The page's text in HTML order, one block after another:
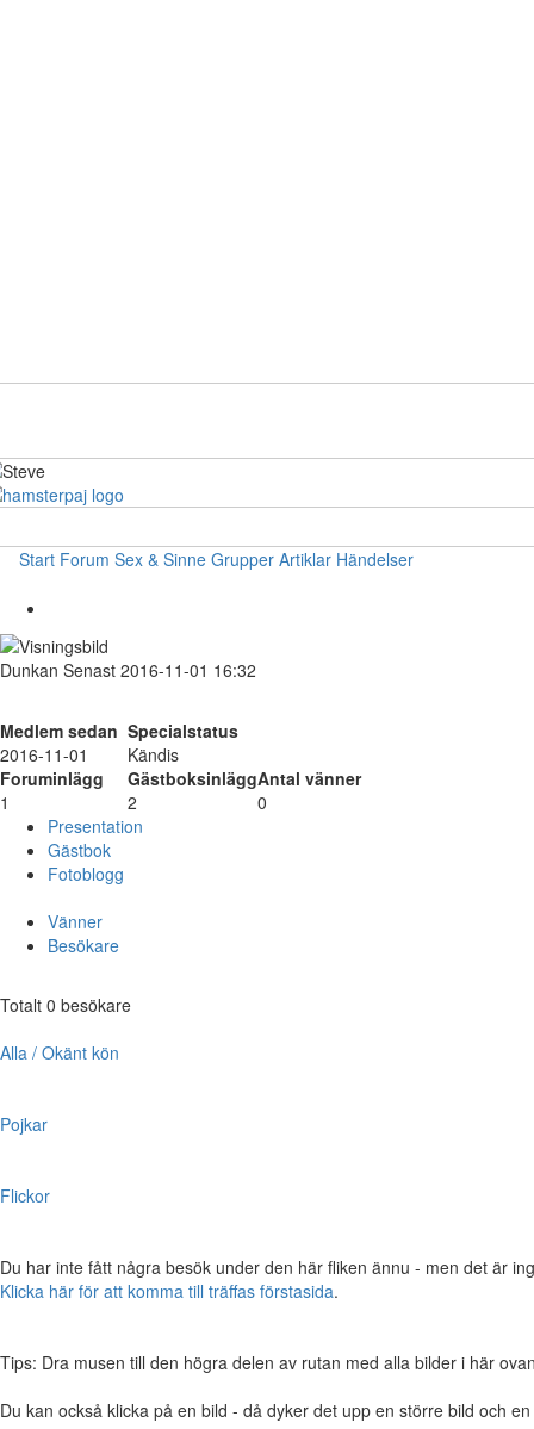
Start Forum Sex & Sinne Grupper Artiklar Händelser
Dunkan Senast 2016-11-01 16:32
Medlem sedan Specialstatus
2016-11-01
Kändis
Foruminlägg
GästboksinläggAntal vänner
1
2
0
Presentation
Gästbok
Fotoblogg
Vänner
Besökare
Totalt 0 besökare
Alla / Okänt kön
Pojkar
Flickor
Du har inte fått några besök under den här fliken ännu - men det är
Klicka här för att komma till träffas förstasida.
Tips: Dra musen till den högra delen av rutan med alla bilder i här
Du kan också klicka på en bild - då dyker det upp en större bild och